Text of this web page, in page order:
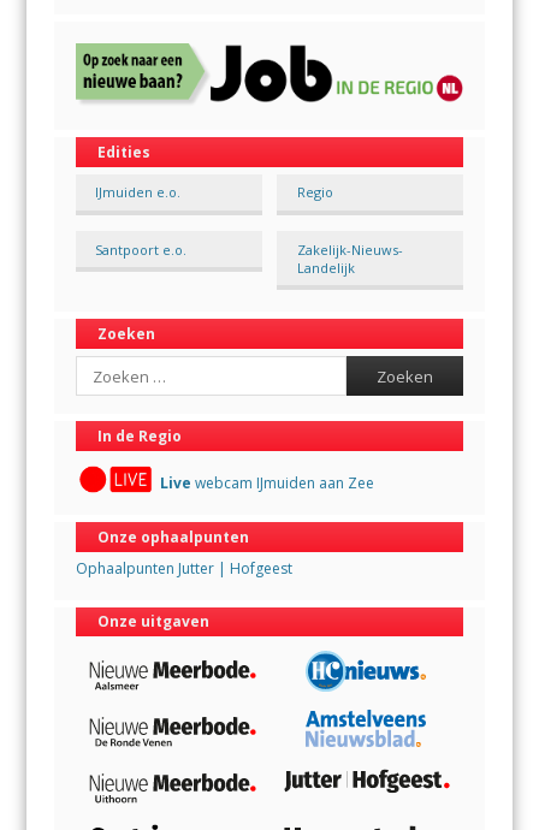
Edities
IJmuiden e.o. Regio
Santpoort e.o.
Zakelijk-Nieuws-
Landelijk
Zoeken
Search
In de Regio
Live webcam IJmuiden aan Zee
Onze ophaalpunten
Ophaalpunten Jutter | Hofgeest
Onze uitgaven